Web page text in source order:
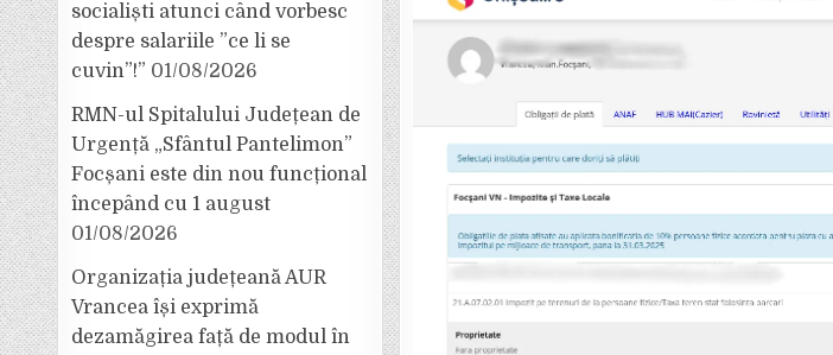
socialiști atunci când vorbesc
despre salariile ”ce li se
cuvin”!” 01/08/2026
RMN-ul Spitalului Județean de
Urgență „Sfântul Pantelimon”
Focșani este din nou funcțional
începând cu 1 august
01/08/2026
Organizația județeană AUR
Vrancea își exprimă
dezamăgirea față de modul în